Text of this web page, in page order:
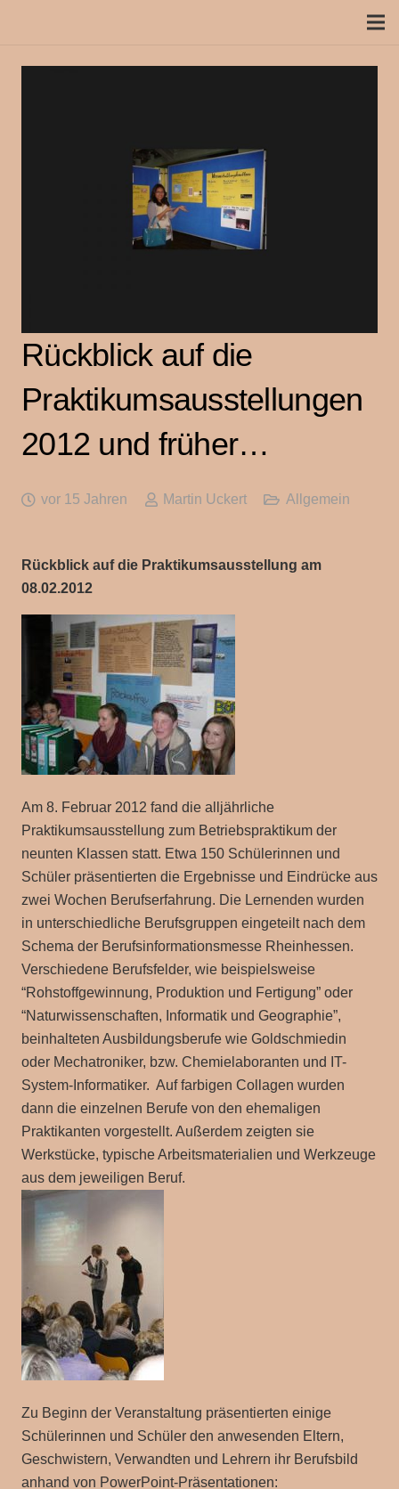
Rückblick auf die
Praktikumsausstellungen
2012 und früher…
vor 15 Jahren Martin Uckert Allgemein
Rückblick auf die Praktikumsausstellung am
08.02.2012
Am 8. Februar 2012 fand die alljährliche
Praktikumsausstellung zum Betriebspraktikum der
neunten Klassen statt. Etwa 150 Schülerinnen und
Schüler präsentierten die Ergebnisse und Eindrücke aus
zwei Wochen Berufserfahrung. Die Lernenden wurden
in unterschiedliche Berufsgruppen eingeteilt nach dem
Schema der Berufsinformationsmesse Rheinhessen.
Verschiedene Berufsfelder, wie beispielsweise
“Rohstoffgewinnung, Produktion und Fertigung” oder
“Naturwissenschaften, Informatik und Geographie”,
beinhalteten Ausbildungsberufe wie Goldschmiedin
oder Mechatroniker, bzw. Chemielaboranten und IT-
System-Informatiker. Auf farbigen Collagen wurden
dann die einzelnen Berufe von den ehemaligen
Praktikanten vorgestellt. Außerdem zeigten sie
Werkstücke, typische Arbeitsmaterialien und Werkzeuge
aus dem jeweiligen Beruf.
Zu Beginn der Veranstaltung präsentierten einige
Schülerinnen und Schüler den anwesenden Eltern,
Geschwistern, Verwandten und Lehrern ihr Berufsbild
anhand von PowerPoint-Präsentationen: